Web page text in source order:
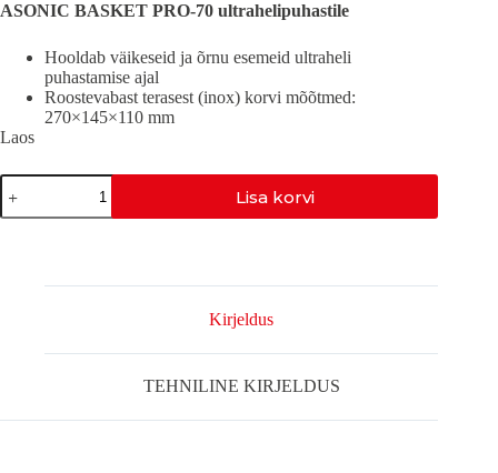
ASONIC BASKET PRO-70 ultrahelipuhastile
Hooldab väikeseid ja õrnu esemeid ultraheli
puhastamise ajal
Roostevabast terasest (inox) korvi mõõtmed:
270×145×110 mm
Laos
ASONIC
TRAATKORV-
PRO-
Lisa korvi
Kirjeldus
TEHNILINE KIRJELDUS